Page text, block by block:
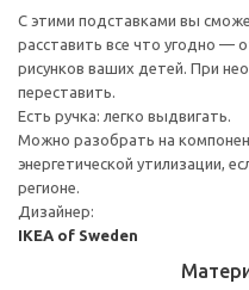
С этими подставками вы
расставить все что угодно —
рисунков ваших детей. При
переставить.
Есть ручка: легко выдвигать.
Можно разобрать на
энергетической утилизации,
регионе.
Дизайнер:
IKEA of Sweden